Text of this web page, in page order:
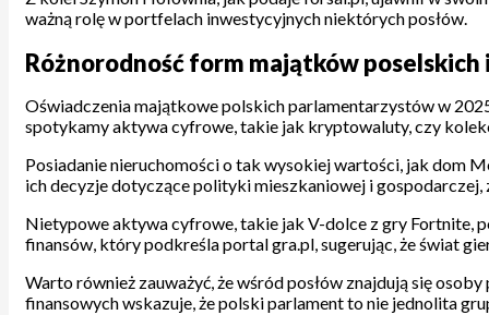
ważną rolę w portfelach inwestycyjnych niektórych posłów.
Różnorodność form majątków
Oświadczenia majątkowe polskich parlamentarzystów w
spotykamy aktywa cyfrowe, takie jak kryptowaluty, czy
Posiadanie nieruchomości o tak wysokiej wartości, jak dom
ich decyzje dotyczące polityki mieszkaniowej i gospodarczej,
Nietypowe aktywa cyfrowe, takie jak V-dolce z gry Fortnite,
finansów, który podkreśla portal gra.pl, sugerując, że świat
Warto również zauważyć, że wśród posłów znajdują się
finansowych wskazuje, że polski parlament to nie jednolita